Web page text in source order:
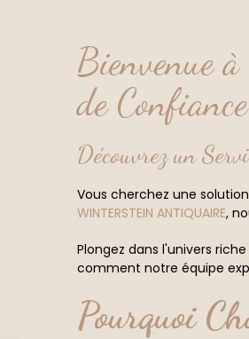
Bienvenue
de
Découvrez un
Vous cherchez une
WINTERSTEIN ANTIQUAIRE,
Plongez dans l'univers
comment notre équipe
Pourquoi